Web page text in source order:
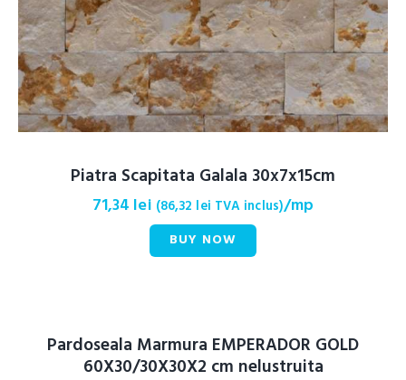
Piatra Scapitata Galala 30x7x15cm
71,34 lei (86,32 lei TVA inclus)/mp
BUY NOW
Pardoseala Marmura EMPERADOR GOLD
60X30/30X30X2 cm nelustruita